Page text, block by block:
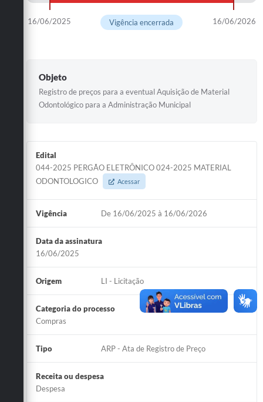
16/06/2025 16/06/2026
Vigência encerrada
Objeto
Registro de preços para a eventual Aquisição de Material
Odontológico para a Administração Municipal
Edital
044-2025 PERGÃO ELETRÔNICO 024-2025 MATERIAL
ODONTOLOGICO
Acessar
Vigência De 16/06/2025 à 16/06/2026
Data da assinatura
16/06/2025
Origem LI - Licitação
Categoria do processo
Compras
Tipo ARP - Ata de Registro de Preço
Receita ou despesa
Despesa